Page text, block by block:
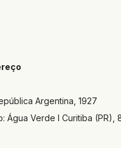
Argentina, 1927
Água Verde I Curitiba (PR),